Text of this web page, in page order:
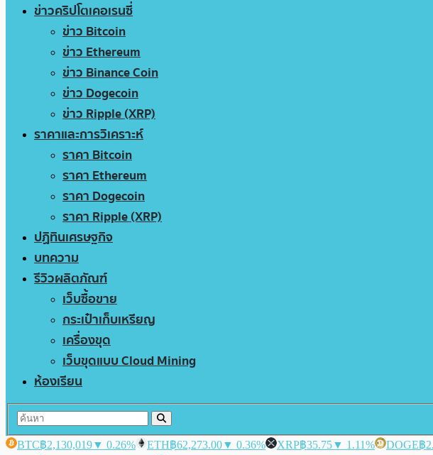
ข่าวคริปโตเคอเรนซี่
ข่าว Bitcoin
ข่าว Ethereum
ข่าว Binance Coin
ข่าว Dogecoin
ข่าว Ripple (XRP)
ราคาและการวิเคราะห์
ราคา Bitcoin
ราคา Ethereum
ราคา Dogecoin
ราคา Ripple (XRP)
ปฏิทินเศรษฐกิจ
บทความ
รีวิวผลิตภัณฑ์
เว็บซื้อขาย
กระเป๋าเก็บเหรียญ
เครื่องขุด
เว็บขุดแบบ Cloud Mining
ห้องเรียน
BTC฿2,130,019▼ 0.26% ETH฿62,273.00▼ 0.36% XRP฿35.75▼ 1.11% DOGE฿